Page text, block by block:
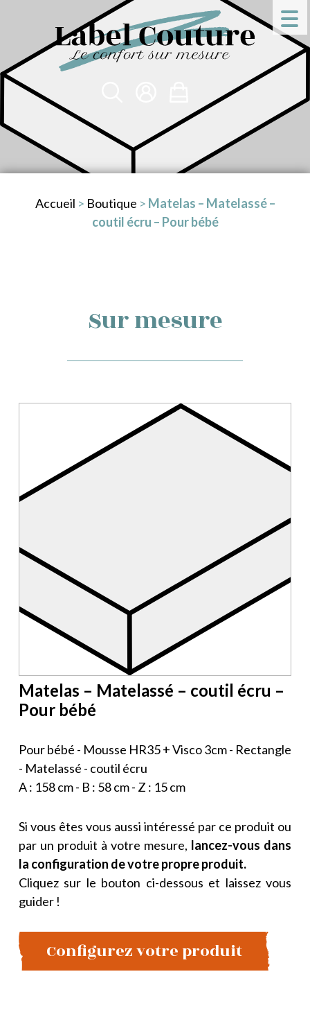
Accueil > Boutique > Matelas – Matelassé –
coutil écru – Pour bébé
Sur mesure
Matelas – Matelassé – coutil écru –
Pour bébé
Pour bébé - Mousse HR35 + Visco 3cm - Rectangle
- Matelassé - coutil écru
A : 158 cm - B : 58 cm - Z : 15 cm
Si vous êtes vous aussi intéressé par ce produit ou
par un produit à votre mesure, lancez-vous dans
la configuration de votre propre produit.
Cliquez sur le bouton ci-dessous et laissez vous
guider !
Configurez votre produit